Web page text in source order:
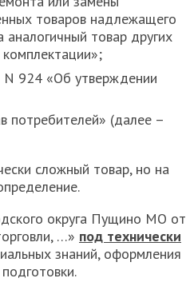
товаров надлежащего
товар других
924 «Об утверждении
(далее –
сложный товар, но на
округа Пущино МО от
…» под технически
знаний, оформления